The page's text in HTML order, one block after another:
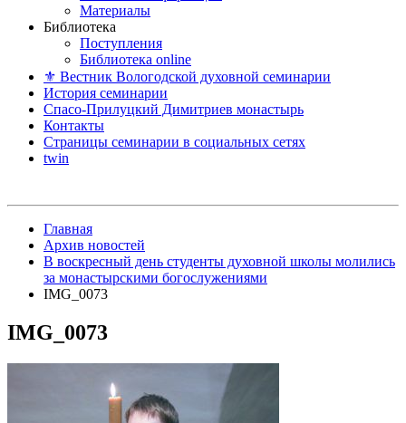
Материалы
Библиотека
Поступления
Библиотека online
⚜ Вестник Вологодской духовной семинарии
История семинарии
Спасо-Прилуцкий Димитриев монастырь
Контакты
Страницы семинарии в социальных сетях
twin
Главная
Архив новостей
В воскресный день студенты духовной школы молились
за монастырскими богослужениями
IMG_0073
IMG_0073